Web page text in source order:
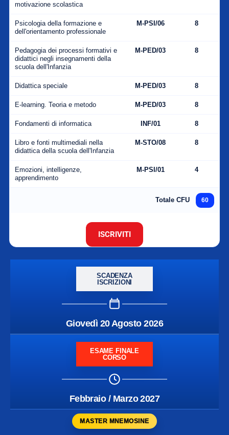
motivazione scolastica
Psicologia della formazione e
dell'orientamento professionale
M-PSI/06 8
Pedagogia dei processi formativi e
didattici negli insegnamenti della
scuola dell'Infanzia
M-PED/03 8
Didattica speciale M-PED/03 8
E-learning. Teoria e metodo M-PED/03 8
Fondamenti di informatica INF/01 8
Libro e fonti multimediali nella
didattica della scuola dell'Infanzia
M-STO/08 8
Emozioni, intelligenze,
apprendimento
M-PSI/01 4
Totale CFU 60
ISCRIVITI
SCADENZA
ISCRIZIONI
Giovedì 20 Agosto 2026
ESAME FINALE
CORSO
Febbraio / Marzo 2027
MASTER MNEMOSINE